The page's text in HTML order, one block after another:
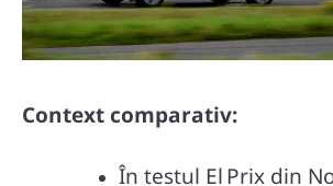
Context comparativ:
În testul El Prix din